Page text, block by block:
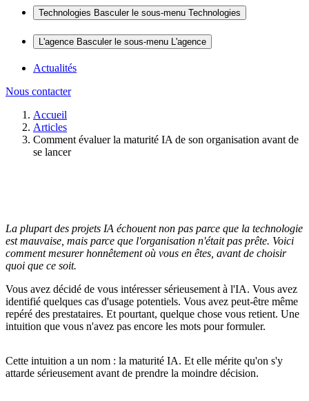
Technologies Basculer le sous-menu Technologies
L'agence Basculer le sous-menu L'agence
Actualités
Nous contacter
Accueil
Articles
Comment évaluer la maturité IA de son organisation avant de
se lancer
La plupart des projets IA échouent non pas parce que la technologie
est mauvaise, mais parce que l'organisation n'était pas prête. Voici
comment mesurer honnêtement où vous en êtes, avant de choisir
quoi que ce soit.
Vous avez décidé de vous intéresser sérieusement à l'IA. Vous avez
identifié quelques cas d'usage potentiels. Vous avez peut-être même
repéré des prestataires. Et pourtant, quelque chose vous retient. Une
intuition que vous n'avez pas encore les mots pour formuler.
Cette intuition a un nom : la maturité IA. Et elle mérite qu'on s'y
attarde sérieusement avant de prendre la moindre décision.